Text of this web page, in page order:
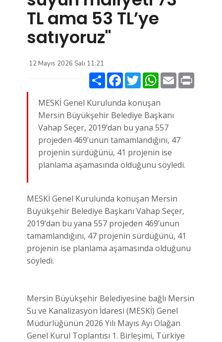
TL ama 53 TL’ye
satıyoruz"
12 Mayıs 2026 Salı 11:21
Paylaş FacebookTwitter WhatsApp
Email
MESKİ Genel Kurulunda konuşan
Mersin Büyükşehir Belediye Başkanı
Vahap Seçer, 2019’dan bu yana 557
projeden 469’unun tamamlandığını, 47
projenin sürdüğünü, 41 projenin ise
planlama aşamasında olduğunu söyledi.
MESKİ Genel Kurulunda konuşan Mersin
Büyükşehir Belediye Başkanı Vahap Seçer,
2019’dan bu yana 557 projeden 469’unun
tamamlandığını, 47 projenin sürdüğünü, 41
projenin ise planlama aşamasında olduğunu
söyledi.
Mersin Büyükşehir Belediyesine bağlı Mersin
Su ve Kanalizasyon İdaresi (MESKİ) Genel
Müdürlüğünün 2026 Yılı Mayıs Ayı Olağan
Genel Kurul Toplantısı 1. Birleşimi, Türkiye